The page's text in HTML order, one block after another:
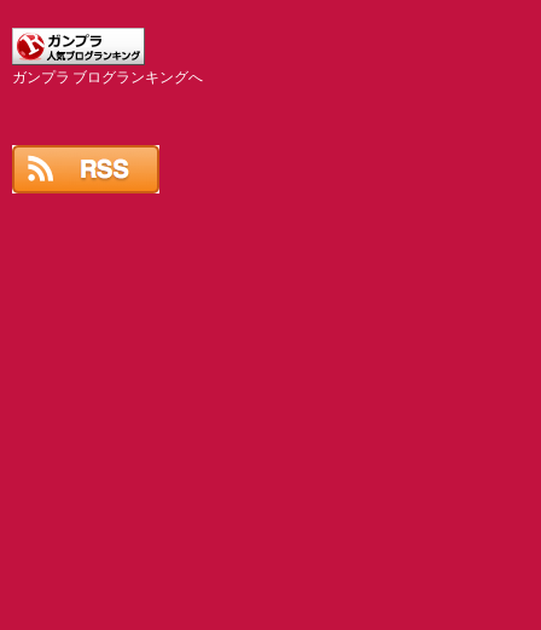
ガンプラ ブログランキングへ